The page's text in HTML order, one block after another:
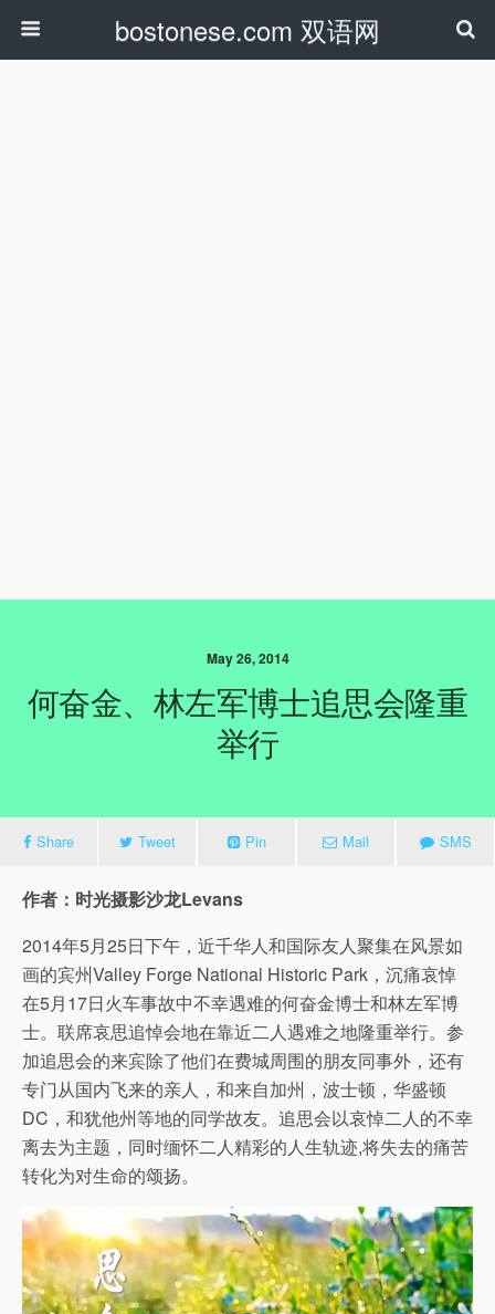
bostonese.com 双语网
May 26, 2014
何奋金、林左军博士追思会隆重
举行
Share Tweet Pin Mail SMS
作者：时光摄影沙龙Levans
2014年5月25日下午，近千华人和国际友人聚集在风景如
画的宾州Valley Forge National Historic Park，沉痛哀悼
在5月17日火车事故中不幸遇难的何奋金博士和林左军博
士。联席哀思追悼会地在靠近二人遇难之地隆重举行。参
加追思会的来宾除了他们在费城周围的朋友同事外，还有
专门从国内飞来的亲人，和来自加州，波士顿，华盛顿
DC，和犹他州等地的同学故友。追思会以哀悼二人的不幸
离去为主题，同时缅怀二人精彩的人生轨迹,将失去的痛苦
转化为对生命的颂扬。